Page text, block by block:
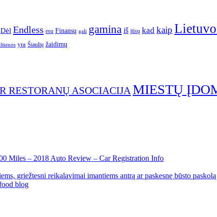
Dėl Endless esu Finansų gali gamina iš jūsų kad kaip
yra Šiaulių žaidimų
RESTORANŲ ASOCIACIJA MIESTŲ
Miles – 2018 Auto Review – Car Registration Info
griežtesni reikalavimai imantiems antrą ar paskesnę būsto paskolą
blog